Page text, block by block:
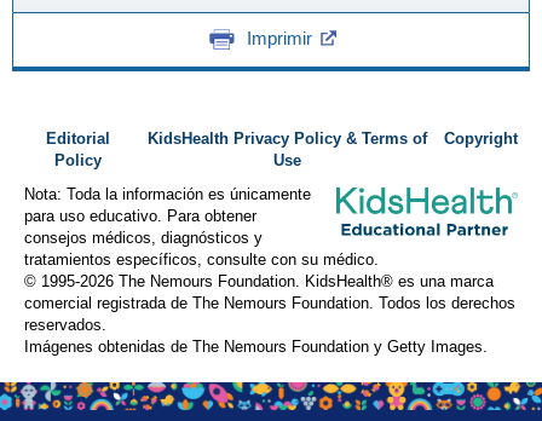
Imprimir
Editorial
Policy
KidsHealth Privacy Policy & Terms of
Use
Copyright
Nota: Toda la información es únicamente
para uso educativo. Para obtener
consejos médicos, diagnósticos y
tratamientos específicos, consulte con su médico.
© 1995-2026 The Nemours Foundation. KidsHealth® es una marca
comercial registrada de The Nemours Foundation. Todos los derechos
reservados.
Imágenes obtenidas de The Nemours Foundation y Getty Images.